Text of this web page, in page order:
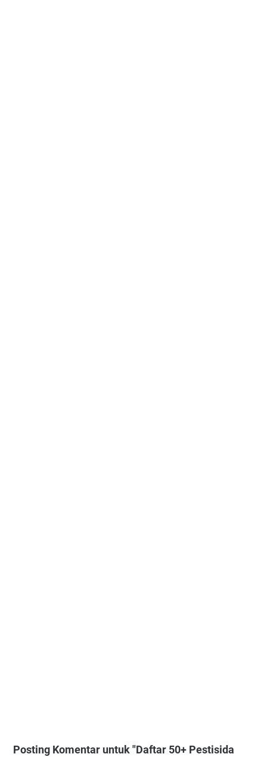
Posting Komentar untuk "Daftar 50+ Pestisida